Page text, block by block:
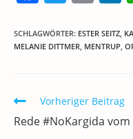
c
e
o
o
itt
er
ai
l
k
e
n
SCHLAGWÖRTER: ESTER SEITZ
MELANIE DITTMER MENTRUP
Weitere
ansehen
Vorheriger Beitrag
Rede #NoKargida